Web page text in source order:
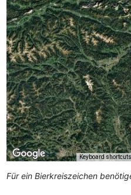
Keyboard shortcuts
Für ein Bierkreiszeichen